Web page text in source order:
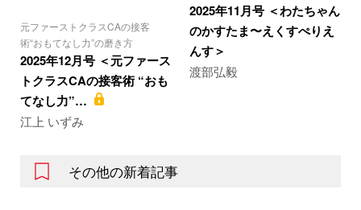
元ファーストクラスCAの接客
術“おもてなし力”の磨き方
2025年12月号 ＜元ファース
トクラスCAの接客術 “おも
てなし力”…
江上 いずみ
2025年11月号 ＜わたちゃん
のかすたま〜えくすぺりえ
んす＞
渡部弘毅
その他の新着記事